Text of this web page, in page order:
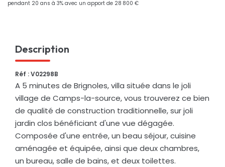
pendant 20 ans à 3% avec un apport de 28 800 €
Description
Réf : V02298B
A 5 minutes de Brignoles, villa située dans le joli
village de Camps-la-source, vous trouverez ce bien
de qualité de construction traditionnelle, sur joli
jardin clos bénéficiant d'une vue dégagée.
Composée d'une entrée, un beau séjour, cuisine
aménagée et équipée, ainsi que deux chambres,
un bureau, salle de bains, et deux toilettes.